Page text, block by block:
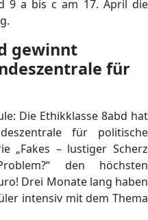
9 a bis c am 17. April die
gewinnt
für
Die Ethikklasse 8abd hat
für politische
„Fakes – lustiger Scherz
den höchsten
Drei Monate lang haben
intensiv mit dem Thema